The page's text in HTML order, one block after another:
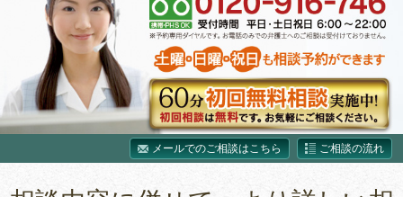
メールでのご相談はこちら ご相談の流れ